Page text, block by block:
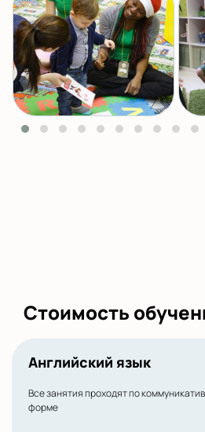
Стоимость
Английский язык
Все занятия проходят по
форме